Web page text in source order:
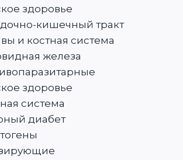
здоровье
кишечный тракт
и костная система
железа
здоровье
система
диабет